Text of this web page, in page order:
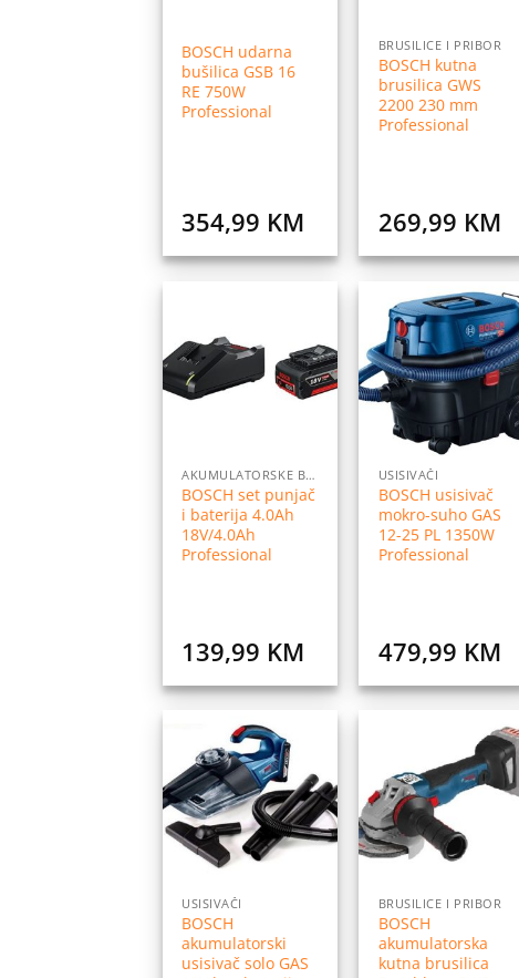
BOSCH udarna
bušilica GSB 16
RE 750W
Professional
354,99 KM
BRUSILICE I PRIBOR
BOSCH kutna
brusilica GWS
2200 230 mm
Professional
269,99 KM
Dodaj
na
listu
želja
AKUMULATORSKE BATERIJE I PUNJAČI
BOSCH set punjač
i baterija 4.0Ah
18V/4.0Ah
Professional
139,99 KM
Dodaj
na
listu
želja
USISIVAČI
BOSCH usisivač
mokro-suho GAS
12-25 PL 1350W
Professional
479,99 KM
Dodaj
na
listu
želja
USISIVAČI
BOSCH
akumulatorski
usisivač solo GAS
Dodaj
na
BRUSILICE I PRIBOR
BOSCH
akumulatorska
kutna brusilica